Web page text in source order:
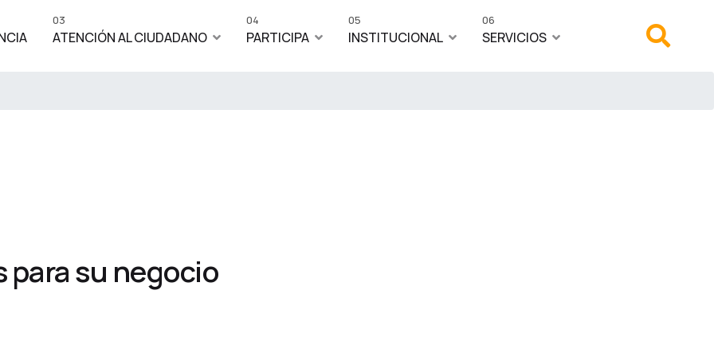
ATENCIÓN AL CIUDADANO
03
PARTICIPA
04
INSTITUCIONAL
05
SERVICIOS
06
su negocio